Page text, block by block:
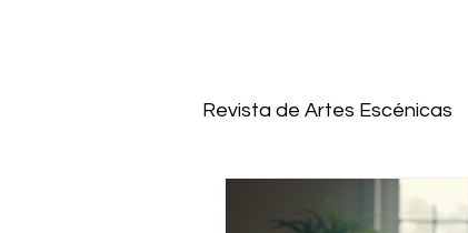
Revista de Artes Escénicas
Dramaturgia y técnicas